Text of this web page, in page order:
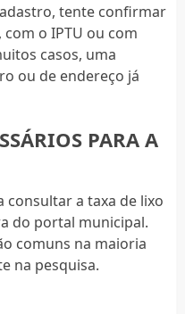
tente confirmar
o IPTU ou com
casos, uma
ou de endereço já
PARA A
consultar a taxa de lixo
do portal municipal.
comuns na maioria
na pesquisa.